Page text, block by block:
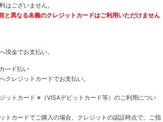
はございません。
と異なる名義のクレジットカードはご利用いただけません
現金でお支払い。
―ド払い
クレジットカードでお支払い。
ットカード ※（VISAデビットカード等） のご利用につい
トカードでご購入の場合、クレジットの認証時点で、ご指